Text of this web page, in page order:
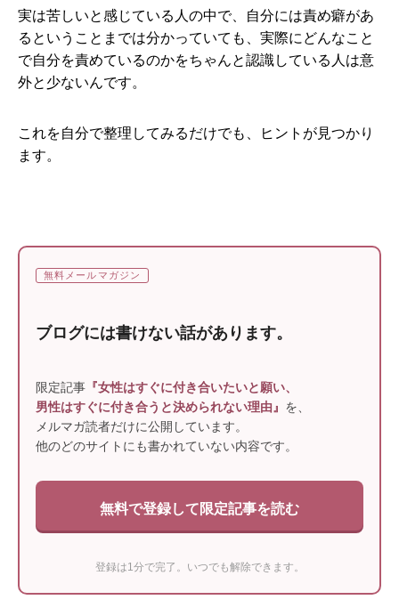
実は苦しいと感じている人の中で、自分には責め癖があ
るということまでは分かっていても、実際にどんなこと
で自分を責めているのかをちゃんと認識している人は意
外と少ないんです。
これを自分で整理してみるだけでも、ヒントが見つかり
ます。
無料メールマガジン
ブログには書けない話があります。
限定記事 『女性はすぐに付き合いたいと願い、
男性はすぐに付き合うと決められない理由』 を、
メルマガ読者だけに公開しています。
他のどのサイトにも書かれていない内容です。
無料で登録して限定記事を読む
登録は1分で完了。いつでも解除できます。